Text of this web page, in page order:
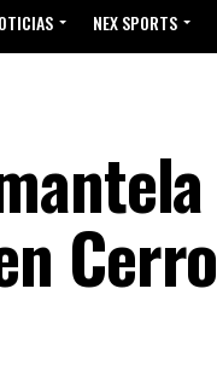
NEX SPORTS
Cerro